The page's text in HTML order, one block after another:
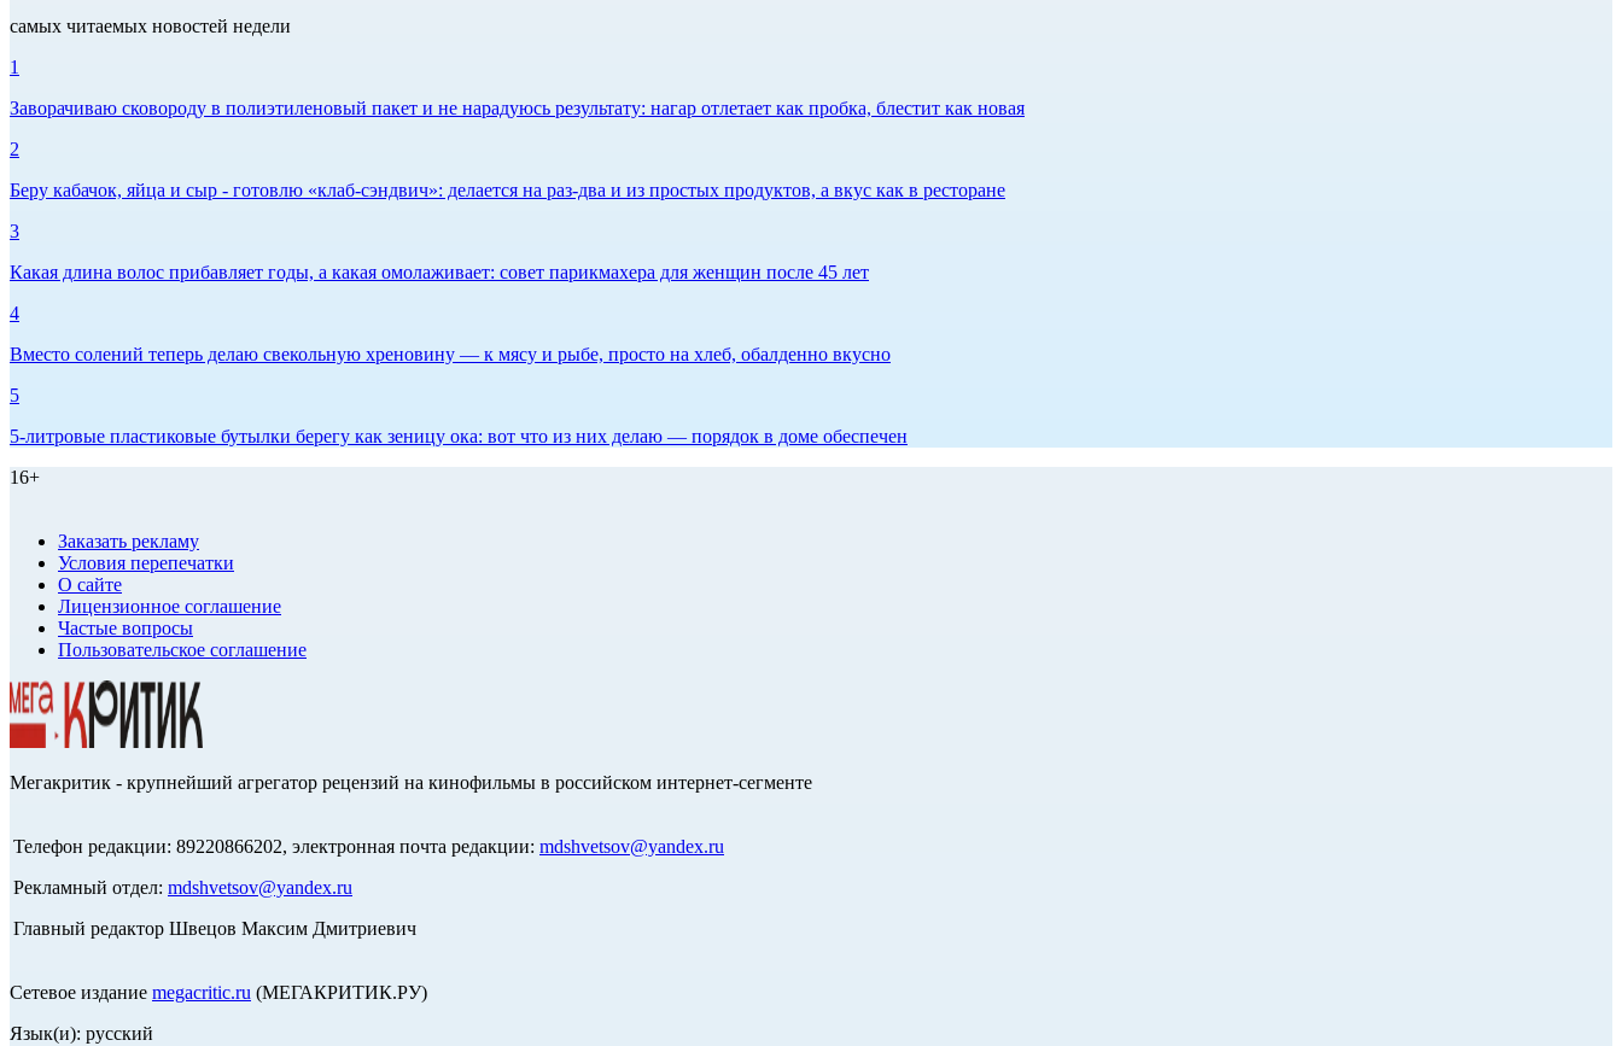
самых читаемых новостей недели
1
Заворачиваю сковороду в полиэтиленовый пакет и не нарадуюсь результату: нагар отлетает как пробка, блестит как новая
2
Беру кабачок, яйца и сыр - готовлю «клаб-сэндвич»: делается на раз-два и из простых продуктов, а вкус как в ресторане
3
Какая длина волос прибавляет годы, а какая омолаживает: совет парикмахера для женщин после 45 лет
4
Вместо солений теперь делаю свекольную хреновину — к мясу и рыбе, просто на хлеб, обалденно вкусно
5
5-литровые пластиковые бутылки берегу как зеницу ока: вот что из них делаю — порядок в доме обеспечен
16+
Заказать рекламу
Условия перепечатки
О сайте
Лицензионное соглашение
Частые вопросы
Пользовательское соглашение
Мегакритик - крупнейший агрегатор рецензий на кинофильмы в российском интернет-сегменте
Телефон редакции: 89220866202, электронная почта редакции: mdshvetsov@yandex.ru
Рекламный отдел: mdshvetsov@yandex.ru
Главный редактор Швецов Максим Дмитриевич
Сетевое издание megacritic.ru (МЕГАКРИТИК.РУ)
Язык(и): русский